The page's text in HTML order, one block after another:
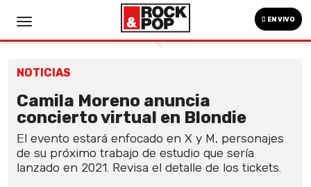
EN VIVO
NOTICIAS
Camila Moreno anuncia
concierto virtual en Blondie
El evento estará enfocado en X y M, personajes
de su próximo trabajo de estudio que sería
lanzado en 2021. Revisa el detalle de los tickets.